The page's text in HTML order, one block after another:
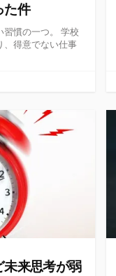
た件
習慣の一つ。 学校
、得意でない仕事
来思考が弱